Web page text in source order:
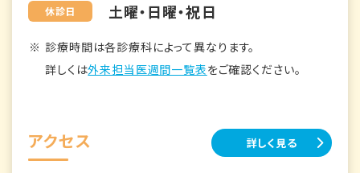
休診日 土曜・日曜・祝日
診療時間は各診療科によって異なります。
詳しくは外来担当医週間一覧表をご確認ください。
アクセス 詳しく見る